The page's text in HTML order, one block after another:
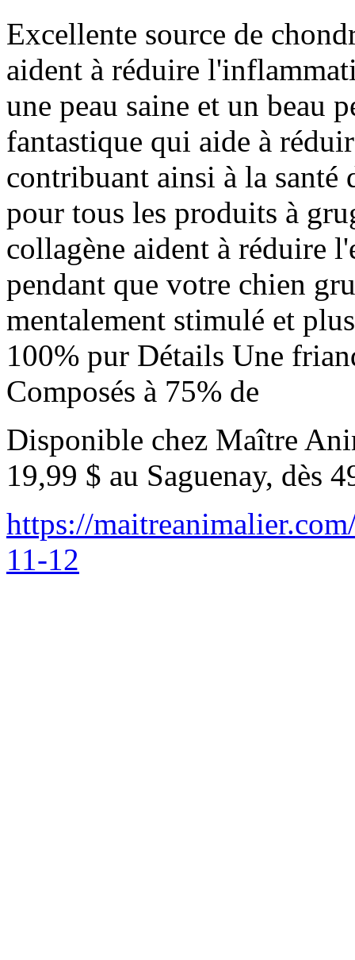
Excellente source de
aident à réduire
une peau saine et un beau
fantastique qui aide à
contribuant ainsi à la santé
pour tous les produits à
collagène aident à réduire
pendant que votre chien
mentalement stimulé et
100% pur Détails Une
Composés à 75% de
Disponible chez Maître
19,99 $ au Saguenay, dès
https://
11-12